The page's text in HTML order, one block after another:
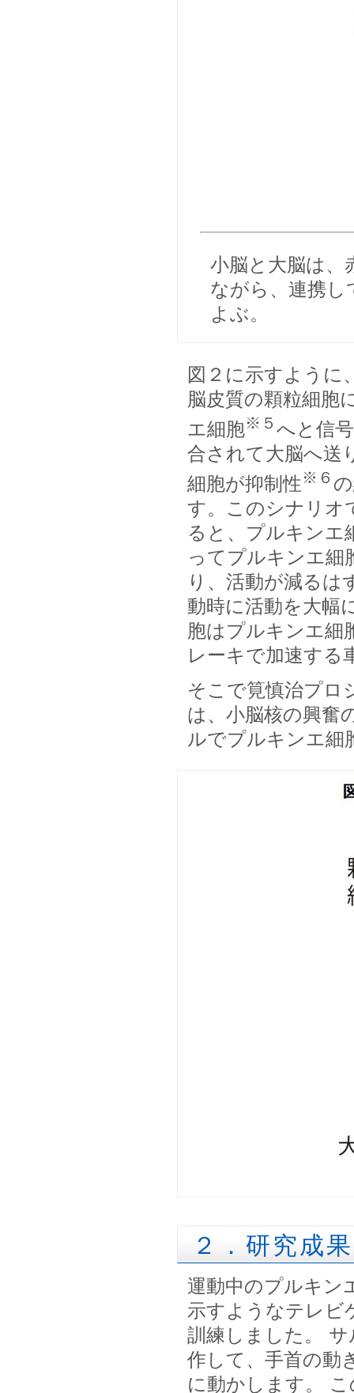
小脳と大脳は、
ながら、連携し
よぶ。
図２に示すように
脳皮質の顆粒細胞
エ細胞※５ へと信
合されて大脳へ送
細胞が抑制性※６
す。このシナリオ
ると、プルキンエ
ってプルキンエ細
り、活動が減るは
動時に活動を大幅
胞はプルキンエ細
レーキで加速する
そこで筧慎治プロ
は、小脳核の興奮
ルでプルキンエ細
２．研究成
運動中のプルキン
示すようなテレビ
訓練しました。
作して、手首の動
に動かします。